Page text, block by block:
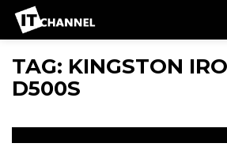
TAG: KINGSTON
D500S